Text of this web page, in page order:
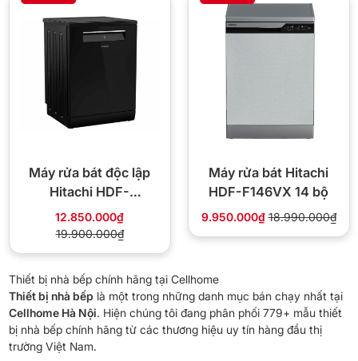
Máy rửa bát độc lập
Hitachi HDF-
F158CVGB
12.850.000₫
19.900.000₫
Máy rửa bát Hitachi
HDF-F146VX 14 bộ
9.950.000₫ 18.990.000₫
Thiết bị nhà bếp chính hãng tại Cellhome
Thiết bị nhà bếp là một trong những danh mục bán chạy nhất tại
Cellhome Hà Nội. Hiện chúng tôi đang phân phối 779+ mẫu thiết
bị nhà bếp chính hãng từ các thương hiệu uy tín hàng đầu thị
trường Việt Nam.